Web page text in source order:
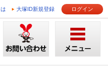
大塚ID新規登録 ログイン